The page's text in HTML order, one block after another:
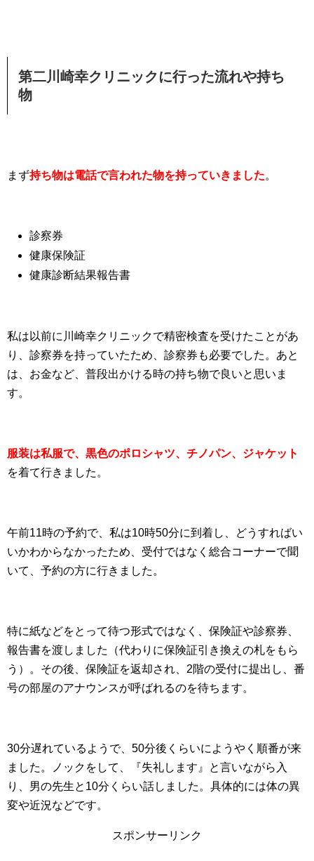
第二川崎幸クリニックに行った流れや持ち
物
まず持ち物は電話で言われた物を持っていきました。
診察券
健康保険証
健康診断結果報告書
私は以前に川崎幸クリニックで精密検査を受けたことがあ
り、診察券を持っていたため、診察券も必要でした。あと
は、お金など、普段出かける時の持ち物で良いと思いま
す。
服装は私服で、黒色のポロシャツ、チノパン、ジャケット
を着て行きました。
午前11時の予約で、私は10時50分に到着し、どうすればい
いかわからなかったため、受付ではなく総合コーナーで聞
いて、予約の方に行きました。
特に紙などをとって待つ形式ではなく、保険証や診察券、
報告書を渡しました（代わりに保険証引き換えの札をもら
う）。その後、保険証を返却され、2階の受付に提出し、番
号の部屋のアナウンスが呼ばれるのを待ちます。
30分遅れているようで、50分後くらいにようやく順番が来
ました。ノックをして、『失礼します』と言いながら入
り、男の先生と10分くらい話しました。具体的には体の異
変や近況などです。
スポンサーリンク